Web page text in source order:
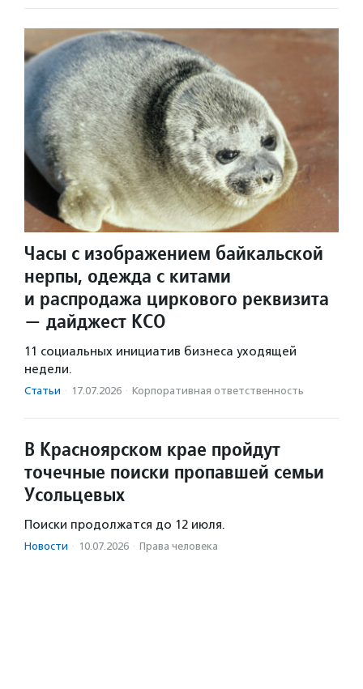
Часы с изображением байкальской
нерпы, одежда с китами
и распродажа циркового реквизита
— дайджест КСО
11 социальных инициатив бизнеса уходящей
недели.
Статьи · 17.07.2026 · Корпоративная ответственность
В Красноярском крае пройдут
точечные поиски пропавшей семьи
Усольцевых
Поиски продолжатся до 12 июля.
Новости · 10.07.2026 · Права человека